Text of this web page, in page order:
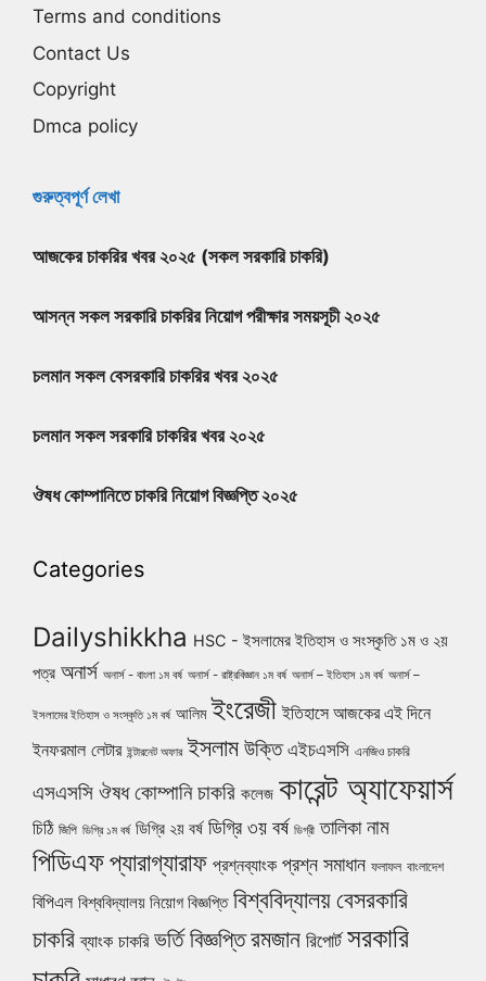
Terms and conditions
Contact Us
Copyright
Dmca policy
গুরুত্বপূর্ণ লেখা
আজকের চাকরির খবর ২০২৫ (সকল সরকারি চাকরি)
আসন্ন সকল সরকারি চাকরির নিয়োগ পরীক্ষার সময়সূচী ২০২৫
চলমান সকল বেসরকারি চাকরির খবর ২০২৫
চলমান সকল সরকারি চাকরির খবর ২০২৫
ঔষধ কোম্পানিতে চাকরি নিয়োগ বিজ্ঞপ্তি ২০২৫
Categories
Dailyshikkha HSC - ইসলামের ইতিহাস ও সংস্কৃতি ১ম ও ২য়
পত্র অনার্স অনার্স - বাংলা ১ম বর্ষ অনার্স - রাষ্ট্রবিজ্ঞান ১ম বর্ষ অনার্স – ইতিহাস ১ম বর্ষ অনার্স –
ইসলামের ইতিহাস ও সংস্কৃতি ১ম বর্ষ আলিম ইংরেজী ইতিহাসে আজকের এই দিনে
ইনফরমাল লেটার ইন্টারনেট অফার ইসলাম উক্তি এইচএসসি এনজিও চাকরি
এসএসসি ঔষধ কোম্পানি চাকরি কলেজ কারেন্ট অ্যাফেয়ার্স
চিঠি জিপি ডিগ্রি ১ম বর্ষ ডিগ্রি ২য় বর্ষ ডিগ্রি ৩য় বর্ষ ডিগ্রী তালিকা নাম
পিডিএফপ্যারাগ্যারাফ প্রশ্নব্যাংক প্রশ্ন সমাধান ফলাফল বাংলাদেশ
বিপিএল বিশ্ববিদ্যালয় নিয়োগ বিজ্ঞপ্তি বিশ্ববিদ্যালয়বেসরকারি
চাকরি ব্যাংক চাকরি ভর্তি বিজ্ঞপ্তিরমজান রিপোর্ট সরকারি